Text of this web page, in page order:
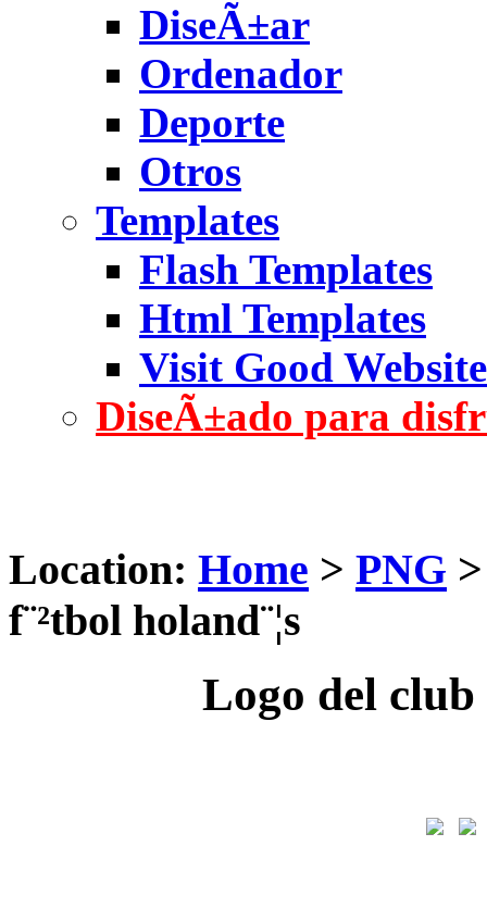
DiseÃ±ar
Ordenador
Deporte
Otros
Templates
Flash Templates
Html Templates
Visit Good Website
DiseÃ±ado para
Location: Home > PNG
f¨²tbol holand¨¦s
Logo del club